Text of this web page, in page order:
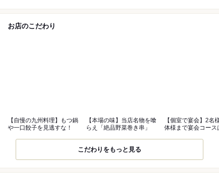
お店のこだわり
【自慢の九州料理】もつ鍋
や一口餃子を見逃すな！
【本場の味】当店名物を喰
らえ「絶品野菜巻き串」
【個室で宴会】2名
体様まで宴会コース
こだわりをもっと見る